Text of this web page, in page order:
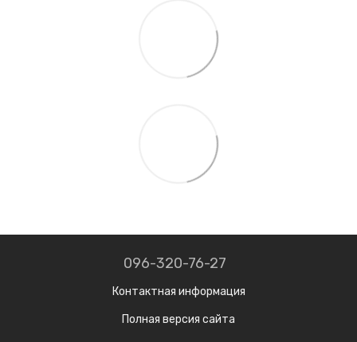
096-320-76-27
Контактная информация
Полная версия сайта